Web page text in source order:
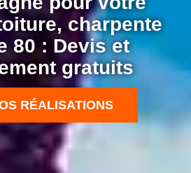
charpente
80 : Devis et
gratuits
RÉALISATIONS